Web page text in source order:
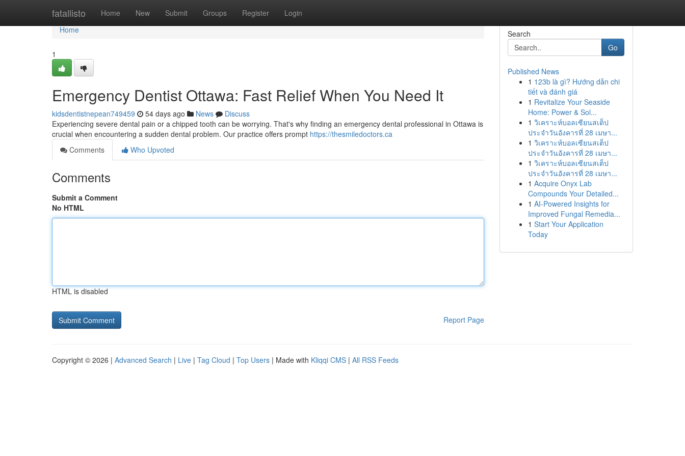
fatallisto Home New Submit Groups Register Login
Home
Home
1
Emergency Dentist Ottawa: Fast Relief When You Need It
kidsdentistnepean749459 54 days ago News
Discuss
Experiencing severe dental pain or a chipped tooth can be worrying. That's why finding an emergency dental professional in Ottawa is
crucial when encountering a sudden dental problem. Our practice offers prompt https://thesmiledoctors.ca
Comments
Who Upvoted
Comments
Submit a Comment
No HTML
HTML is disabled
Report Page
Search
Go
Published News
1 123b là gì? Hướng dẫn chi
tiết và đánh giá
1 Revitalize Your Seaside
Home: Power & Sol...
1 วิเคราะห์บอลเซียนสเต็ป
ประจำวันอังคารที่ 28 เมษา...
1 วิเคราะห์บอลเซียนสเต็ป
ประจำวันอังคารที่ 28 เมษา...
1 วิเคราะห์บอลเซียนสเต็ป
ประจำวันอังคารที่ 28 เมษา...
1 Acquire Onyx Lab
Compounds Your Detailed...
1 AI-Powered Insights for
Improved Fungal Remedia...
1 Start Your Application
Today
Copyright © 2026 | Advanced Search | Live | Tag Cloud | Top Users | Made with Kliqqi CMS | All RSS Feeds